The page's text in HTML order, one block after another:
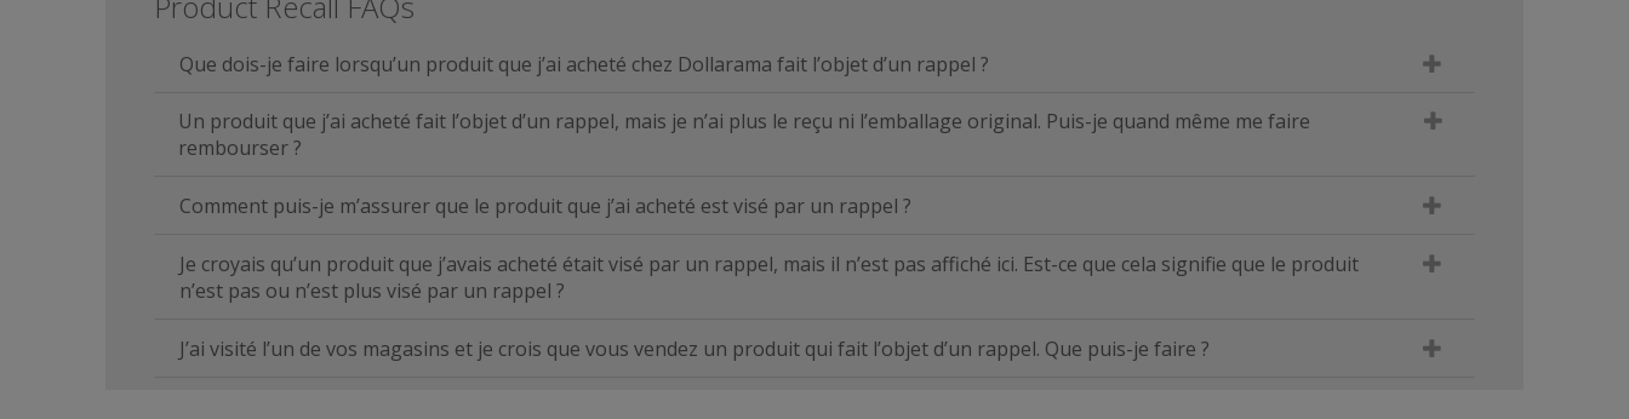
Que dois-je faire lorsqu’un produit que j’ai acheté chez Dollarama fait l’objet d’un rappel ?
Un produit que j’ai acheté fait l’objet d’un rappel, mais je n’ai plus le reçu ni l’emballage original. Puis-je quand même me faire
rembourser ?
Comment puis-je m’assurer que le produit que j’ai acheté est visé par un rappel ?
Je croyais qu’un produit que j’avais acheté était visé par un rappel, mais il n’est pas affiché ici. Est-ce que cela signifie que le produit
n’est pas ou n’est plus visé par un rappel ?
J’ai visité l’un de vos magasins et je crois que vous vendez un produit qui fait l’objet d’un rappel. Que puis-je faire ?